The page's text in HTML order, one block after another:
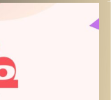
קרדיט תמונות: